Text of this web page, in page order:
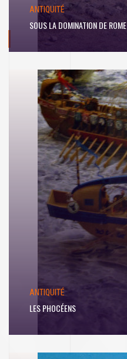
ANTIQUITÉ
SOUS LA DOMINATION DE ROME
ANTIQUITÉ
LES PHOCÉENS